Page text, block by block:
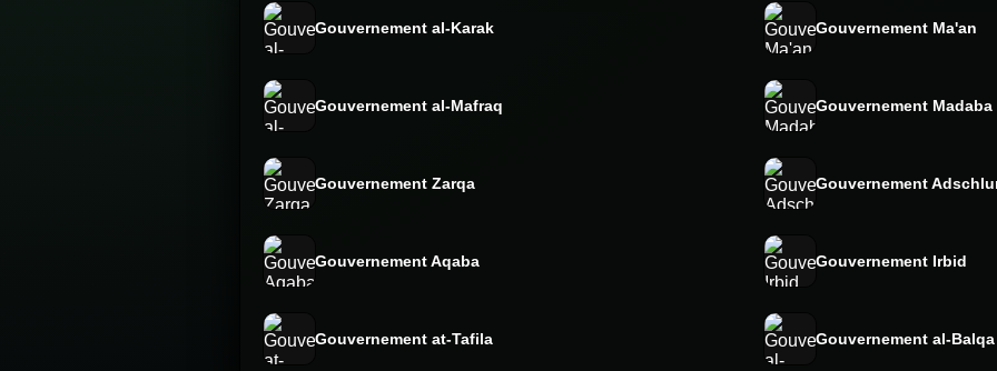
Gouvernement al-Karak Gouvernement Ma'an
Gouvernement al-Mafraq Gouvernement Madaba
Gouvernement Zarqa Gouvernement
Gouvernement Aqaba Gouvernement Irbid
Gouvernement at-Tafila Gouvernement al-Balqa